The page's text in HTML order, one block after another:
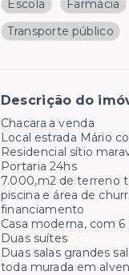
Escola Farmácia
Transporte público
Descrição do
Chacara a venda
Local estrada Mário
Residencial sítio
Portaria 24hs
7.000,m2 de terreno
piscina e área de
financiamento
Casa moderna, com
Duas suítes
Duas salas grandes
toda murada em